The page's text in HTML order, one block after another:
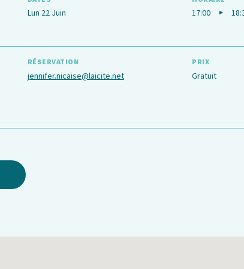
Lun 22 Juin 17:00
RÉSERVATION
jennifer.nicaise@laicite.net
PRIX
Gratuit